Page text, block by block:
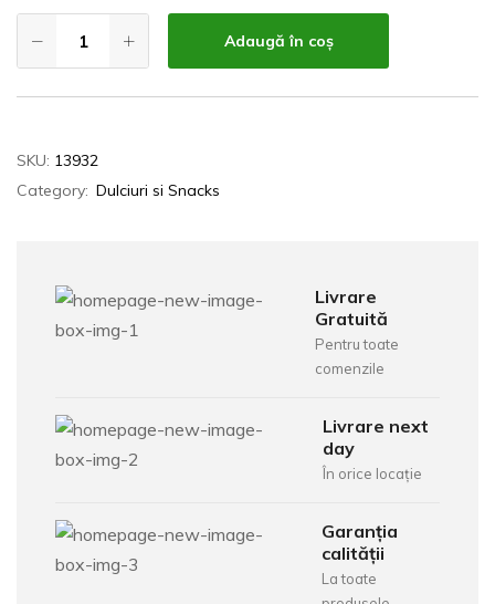
Adaugă în coș
SKU: 13932
Category: Dulciuri si Snacks
Livrare
Gratuită
Pentru toate
comenzile
Livrare next
day
În orice locație
Garanția
calității
La toate